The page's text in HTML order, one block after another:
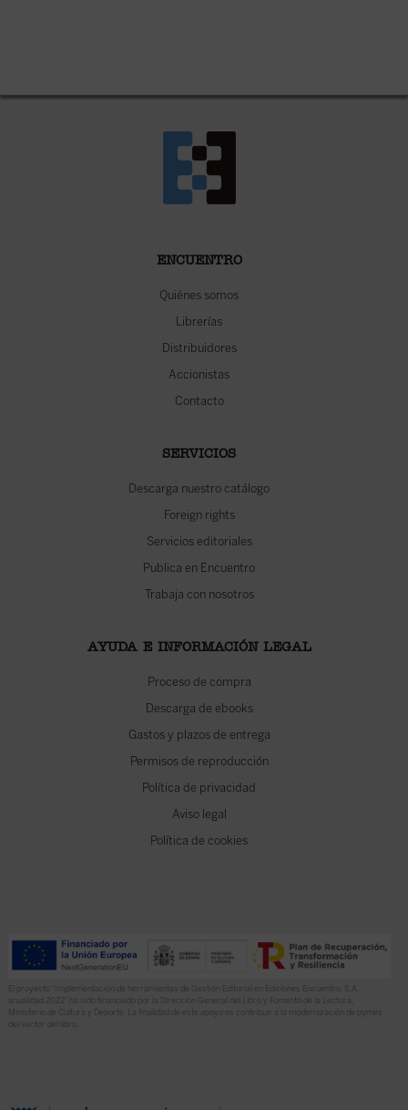
ENCUENTRO
Quiénes somos
Librerías
Distribuidores
Accionistas
Contacto
SERVICIOS
Descarga nuestro catálogo
Foreign rights
Servicios editoriales
Publica en Encuentro
Trabaja con nosotros
AYUDA E INFORMACIÓN LEGAL
Proceso de compra
Descarga de ebooks
Gastos y plazos de entrega
Permisos de reproducción
Política de privacidad
Aviso legal
Política de cookies
El proyecto “Implementación de herramientas de Gestión Editorial en Ediciones Encuentro, S.A.
anualidad 2022” ha sido financiado por la Dirección General del Libro y Fomento de la Lectura,
Ministerio de Cultura y Deporte. La finalidad de este apoyo es contribuir a la modernización de pymes
del sector del libro.